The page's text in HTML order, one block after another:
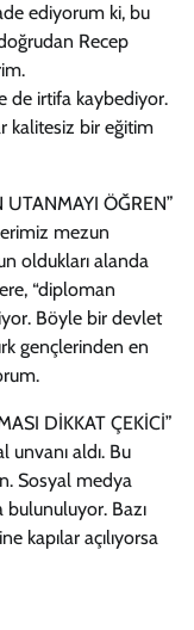
ediyorum ki, bu
Recep
de irtifa kaybediyor.
kalitesiz bir eğitim
ÖĞREN”
mezun
oldukları alanda
“diploman
Böyle bir devlet
gençlerinden en
DİKKAT ÇEKİCİ”
aldı. Bu
Sosyal medya
bulunuluyor. Bazı
kapılar açılıyorsa